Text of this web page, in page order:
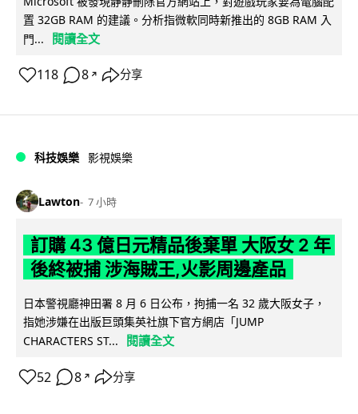
置 32GB RAM 的建議。分析指微軟同時新推出的 8GB RAM 入
門...
閱讀全文
118 8 ↗ 分享
科技娛樂 影視娛樂
Lawton 7 小時
訂購 43 億日元精品後棄單 大阪女 2 年
後終被捕 涉海賊王,火影周邊產品
日本警視廳神田署 8 月 6 日公布，拘捕一名 32 歲大阪女子，
指她涉嫌在出版巨頭集英社旗下官方網店「JUMP
CHARACTERS ST...
閱讀全文
52 8 ↗ 分享